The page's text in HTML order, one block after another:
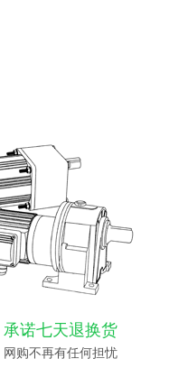
承诺七天退换货
网购不再有任何担忧